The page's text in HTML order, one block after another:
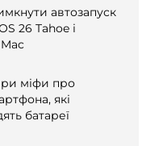
автозапуск
26 Tahoe і
міфи про
які
батареї